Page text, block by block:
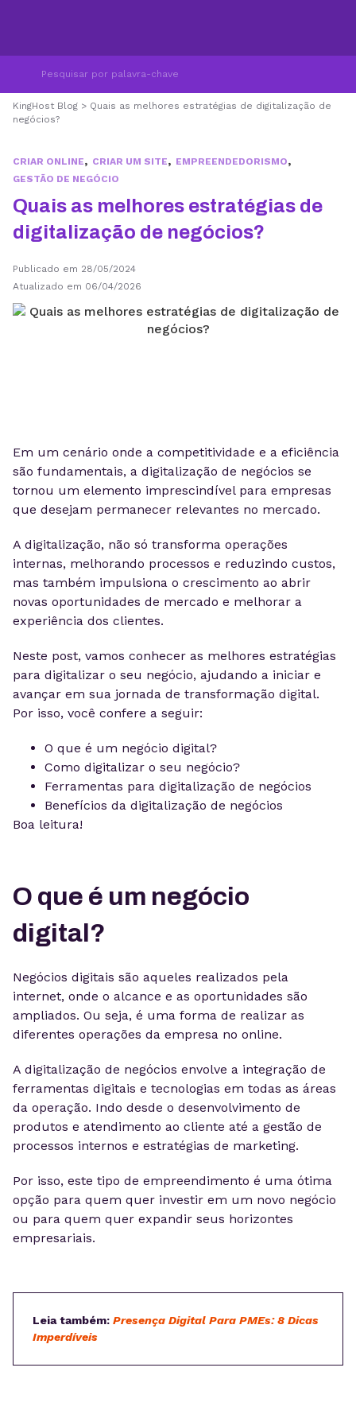
KingHost Blog > Quais as melhores estratégias de digitalização de
negócios?
CRIAR ONLINE, CRIAR UM SITE, EMPREENDEDORISMO,
GESTÃO DE NEGÓCIO
Quais as melhores estratégias de
digitalização de negócios?
Publicado em 28/05/2024
Atualizado em 06/04/2026
Em um cenário onde a competitividade e a eficiência
são fundamentais, a digitalização de negócios se
tornou um elemento imprescindível para empresas
que desejam permanecer relevantes no mercado.
A digitalização, não só transforma operações
internas, melhorando processos e reduzindo custos,
mas também impulsiona o crescimento ao abrir
novas oportunidades de mercado e melhorar a
experiência dos clientes.
Neste post, vamos conhecer as melhores estratégias
para digitalizar o seu negócio, ajudando a iniciar e
avançar em sua jornada de transformação digital.
Por isso, você confere a seguir:
O que é um negócio digital?
Como digitalizar o seu negócio?
Ferramentas para digitalização de negócios
Benefícios da digitalização de negócios
Boa leitura!
O que é um negócio
digital?
Negócios digitais são aqueles realizados pela
internet, onde o alcance e as oportunidades são
ampliados. Ou seja, é uma forma de realizar as
diferentes operações da empresa no online.
A digitalização de negócios envolve a integração de
ferramentas digitais e tecnologias em todas as áreas
da operação. Indo desde o desenvolvimento de
produtos e atendimento ao cliente até a gestão de
processos internos e estratégias de marketing.
Por isso, este tipo de empreendimento é uma ótima
opção para quem quer investir em um novo negócio
ou para quem quer expandir seus horizontes
empresariais.
Leia também: Presença Digital Para PMEs: 8 Dicas
Imperdíveis